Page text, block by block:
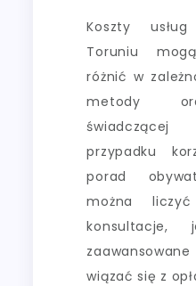
Koszty
Toruniu
różnić w
metody
przypadku
porad
można
konsultacje,
wiązać się z